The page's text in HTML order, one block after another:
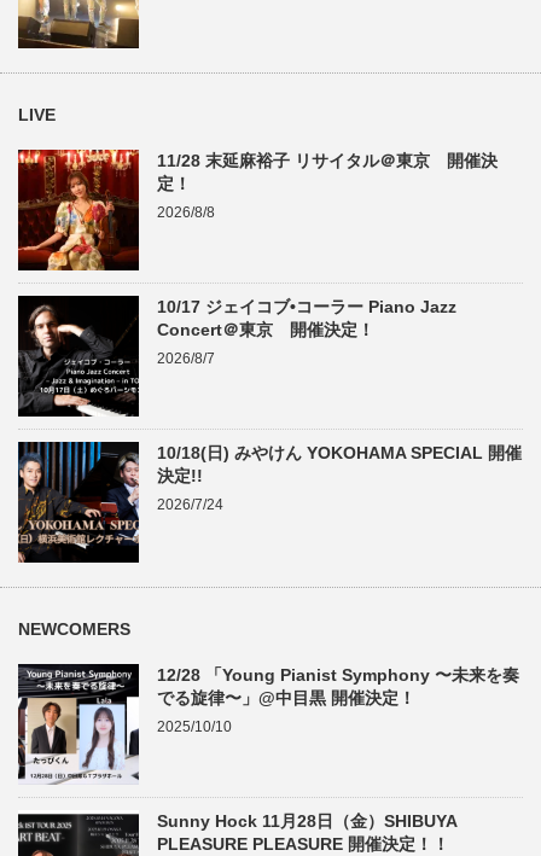
LIVE
11/28 末延麻裕子 リサイタル＠東京 開催決
定！
2026/8/8
10/17 ジェイコブ•コーラー Piano Jazz
Concert＠東京 開催決定！
2026/8/7
10/18(日) みやけん YOKOHAMA SPECIAL 開催
決定!!
2026/7/24
NEWCOMERS
12/28 「Young Pianist Symphony 〜未来を奏
でる旋律〜」@中目黒 開催決定！
2025/10/10
Sunny Hock 11月28日（金）SHIBUYA
PLEASURE PLEASURE 開催決定！！